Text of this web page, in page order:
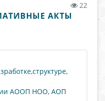
22
АКТЫ
АООП НОО, АОП